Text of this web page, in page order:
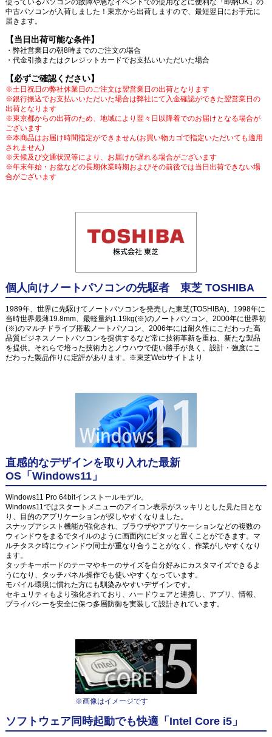
中古パソコンが入荷しました！東京から出荷しますので、最短翌日にお手元に
届きます。
【当日出荷可能な条件】
・弊社営業日の朝8時までのご注文の場合
・代金引換またはクレジットカードでお支払いいただいた場合
【必ずご確認ください】
※土日祝日の弊社休業日のご注文は翌営業日の出荷となります
※銀行振込でお支払いいただいた場合は弊社にて入金確認ができた翌営業日の
出荷となります
※東京都からの出荷のため、地域により翌々日以降着でのお届けとなる場合が
ございます
※本商品はお届け時間指定ができません(お買い物カゴで指定いただいても適用
されません)
※天候及び交通状況等により、お届けが遅れる場合がございます
※年末年始・お盆などの長期休業時期およびその前後では当日出荷できない場
合がございます
個人向けノートパソコンの先駆者 東芝 TOSHIBA
1989年、世界に先駆けてノートパソコンを発売した東芝(TOSHIBA)。1998年に
当時世界最薄19.8mm、最軽量約1.19kg(※)のノートパソコン、2000年に世界初
(※)のマルチドライブ搭載ノートパソコン、2006年には耐久性にこだわった高
品質ビジネスノートパソコンを提供するなど常に技術革新を重ね、新たな製品
を提供。それらで培った技術力とノウハウで使い勝手が良く、設計・強度にこ
だわった製品作りに定評があります。※東芝Webサイトより
直感的なデザインを取り入れた最新
OS「Windows11」
Windows11 Pro 64bitインストールモデル。
Windows11ではスタートメニューのアイコン表示がスッキリとした見た目とな
り、目的のアプリケーションが探しやすくなりました。
スナップアシスト機能が強化され、ブラウザやアプリケーションなどの複数の
ウィンドウをまるでタイルのように画面内にピタッと置くことができます。マ
ルチタスク時にウィンドウ同士が重なり合うことがなく、作業がしやすくなり
ます。
タッチキーボードのテーマやキーのサイズを自分好みにカスタマイズできるよ
うになり、タッチパネル操作でも使いやすくなっています。
モバイル環境に慣れた方にも馴染みやすいデザインです。
セキュリティもより強化されており、ハードウェアと連携し、アプリ、情報、
プライバシーを安全に保つ多層防御を実装して設計されています。
※画像はイメージです
ソフトウェア同時起動でも快適「Intel Core i5」